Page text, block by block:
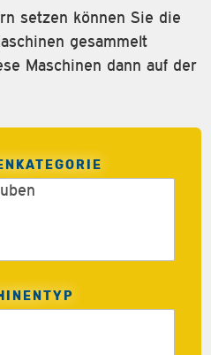
setzen können Sie die
gesammelt
Maschinen dann auf der